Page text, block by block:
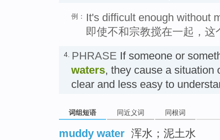
例：
It's difficult enough without
即使不和宗教搅在一起，
4. PHRASE If someone or
waters, they cause a situation
clear and less easy to
词组短语 同近义词 同根词
muddy water 浑水；泥土水